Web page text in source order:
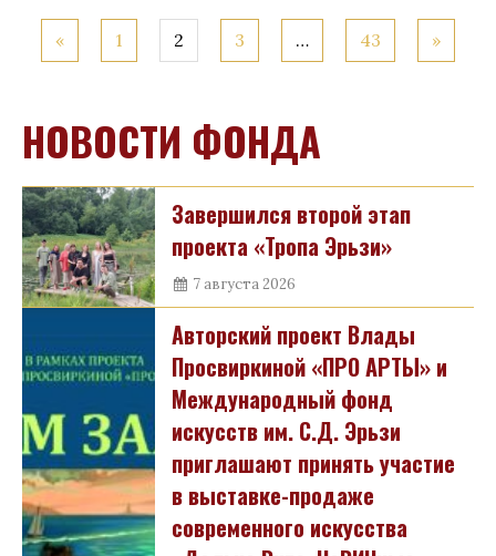
« 1 2 3 … 43 »
НОВОСТИ ФОНДА
Завершился второй этап
проекта «Тропа Эрьзи»
7 августа 2026
Авторский проект Влады
Просвиркиной «ПРО АРТЫ» и
Международный фонд
искусств им. С.Д. Эрьзи
приглашают принять участие
в выставке-продаже
современного искусства